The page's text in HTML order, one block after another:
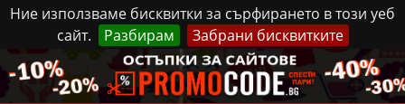
Ние използваме бисквитки за сърфирането в този уеб
сайт.
Разбирам Забрани бисквитките
Четвъртък, 6 Август, 2026 Реклама Контакти